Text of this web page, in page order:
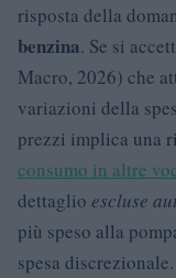
risposta della
benzina. Se si
Macro, 2026) che
variazioni della
prezzi implica una
consumo in altre
dettaglio escluse
più speso alla
spesa discrezionale.